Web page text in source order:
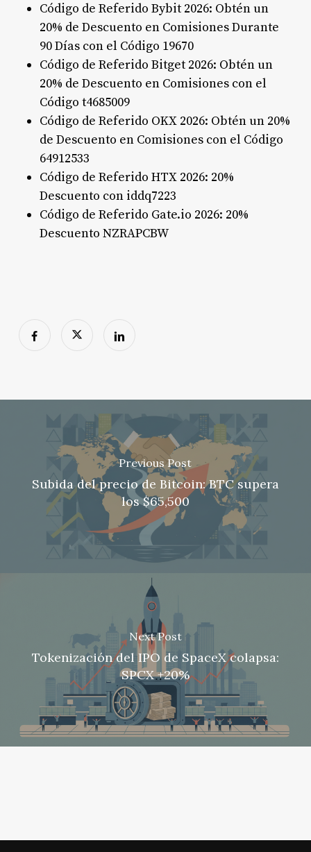
Código de Referido Bybit 2026: Obtén un
20% de Descuento en Comisiones Durante
90 Días con el Código 19670
Código de Referido Bitget 2026: Obtén un
20% de Descuento en Comisiones con el
Código t4685009
Código de Referido OKX 2026: Obtén un 20%
de Descuento en Comisiones con el Código
64912533
Código de Referido HTX 2026: 20%
Descuento con iddq7223
Código de Referido Gate.io 2026: 20%
Descuento NZRAPCBW
Previous Post
Subida del precio de Bitcoin: BTC supera
los $65,500
Next Post
Tokenización del IPO de SpaceX colapsa:
SPCX +20%